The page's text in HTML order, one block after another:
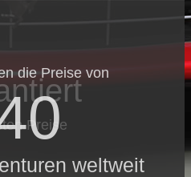
die Preise von
weltweit
Preise